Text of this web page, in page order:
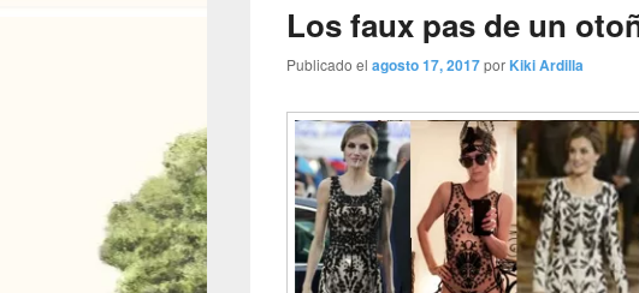
Los faux pas de un
Publicado el agosto 17, 2017por Kiki Ardilla